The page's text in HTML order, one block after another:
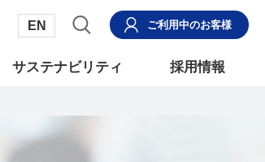
EN ご利用中のお客様
サステナビリティ 採用情報